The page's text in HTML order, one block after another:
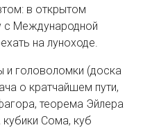
в открытом
с Международной
на луноходе.
и головоломки (доска
о кратчайшем пути,
теорема Эйлера
кубики Сома, куб